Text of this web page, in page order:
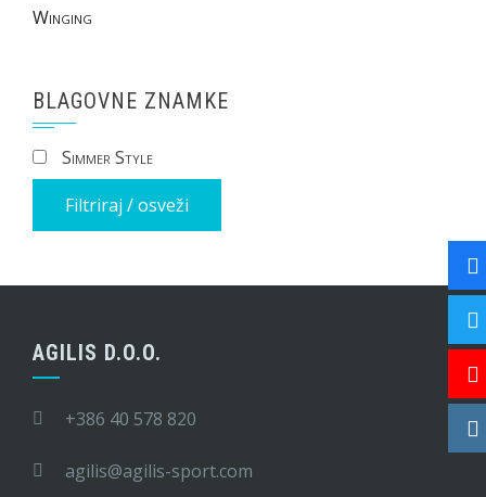
Winging
BLAGOVNE ZNAMKE
Simmer Style
Filtriraj / osveži
AGILIS D.O.O.
+386 40 578 820
agilis@agilis-sport.com